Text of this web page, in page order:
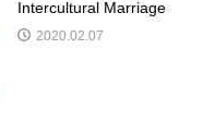
Intercultural Marriage
2020.02.07